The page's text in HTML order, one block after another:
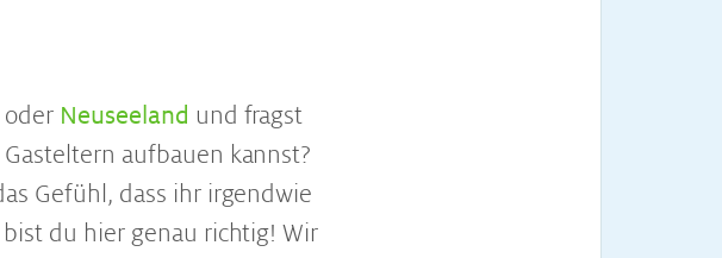
oder Neuseeland und fragst
aufbauen kannst?
Gefühl, dass ihr irgendwie
du hier genau richtig! Wir